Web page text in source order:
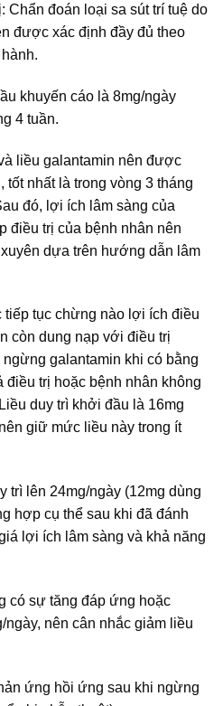
đoán loại sa sút trí tuệ do
được xác định đầy đủ theo
khuyến cáo là 8mg/ngày
4 tuần.
liều galantamin nên được
nhất là trong vòng 3 tháng
đó, lợi ích lâm sàng của
điều trị của bệnh nhân nên
dựa trên hướng dẫn lâm
tục chừng nào lợi ích điều
còn dung nạp với điều trị
galantamin khi có bằng
trị hoặc bệnh nhân không
duy trì khởi đầu là 16mg
giữ mức liều này trong ít
trì lên 24mg/ngày (12mg dùng
hợp cụ thể sau khi đã đánh
lợi ích lâm sàng và khả năng
có sự tăng đáp ứng hoặc
nên cân nhắc giảm liều
ứng hồi ứng sau khi ngừng